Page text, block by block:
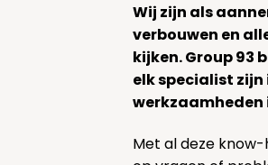
Wij zijn als
verbouwen en
kijken. Group 93
elk specialist zijn
werkzaamheden
Met al deze